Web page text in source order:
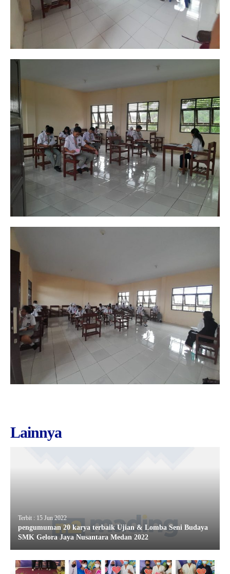
Lainnya
Terbit : 15 Jun 2022
pengumuman 20 karya terbaik Ujian & Lomba Seni Budaya
SMK Gelora Jaya Nusantara Medan 2022